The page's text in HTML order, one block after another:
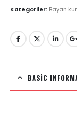
Kategoriler: Bayan
BASIC